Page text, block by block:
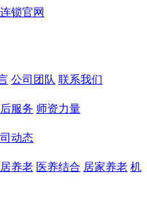
公司团队 联系我们
服务 师资力量
动态
养老 医养结合 居家养老 机